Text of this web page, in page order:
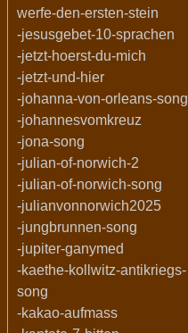
werfe-den-ersten-stein
-jesusgebet-10-sprachen
-jetzt-hoerst-du-mich
-jetzt-und-hier
-johanna-von-orleans-song
-johannesvomkreuz
-jona-song
-julian-of-norwich-2
-julian-of-norwich-song
-julianvonnorwich2025
-jungbrunnen-song
-jupiter-ganymed
-kaethe-kollwitz-antikriegs-
song
-kakao-aufmass